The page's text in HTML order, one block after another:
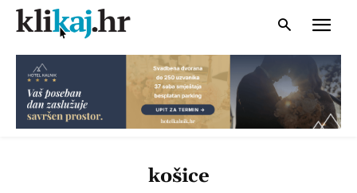
košice